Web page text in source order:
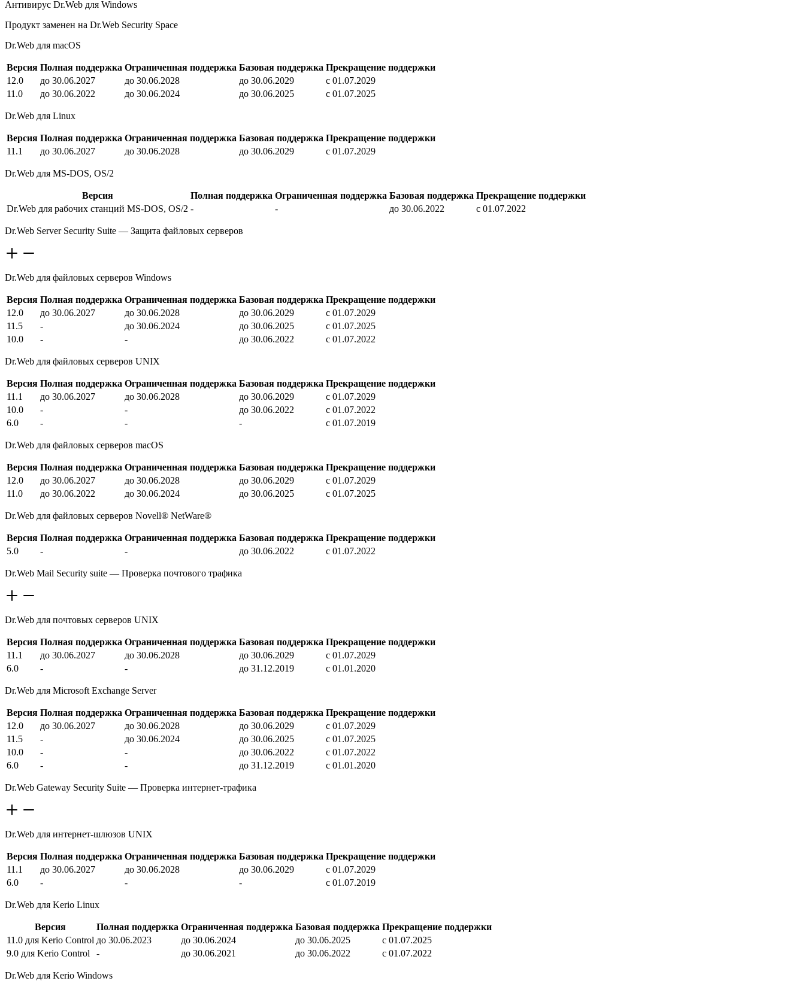
Антивирус Dr.Web для Windows
Продукт заменен на Dr.Web Security Space
Dr.Web для macOS
Версия Полная поддержка Ограниченная поддержка Базовая поддержка Прекращение поддержки
12.0
до 30.06.2027 до 30.06.2028 до 30.06.2029
c 01.07.2029
11.0
до 30.06.2022 до 30.06.2024 до 30.06.2025 c 01.07.2025
Dr.Web для Linux
Версия Полная поддержка Ограниченная поддержка Базовая поддержка Прекращение поддержки
11.1
до 30.06.2027 до 30.06.2028 до 30.06.2029 c 01.07.2029
Dr.Web для MS-DOS, OS/2
Версия Полная поддержка Ограниченная поддержка Базовая поддержка Прекращение поддержки
Dr.Web для рабочих станций MS-DOS, OS/2 - - до 30.06.2022 c 01.07.2022
Dr.Web Server Security Suite — Защита файловых серверов
Dr.Web для файловых серверов Windows
Версия Полная поддержка Ограниченная поддержка Базовая поддержка Прекращение поддержки
12.0
до 30.06.2027 до 30.06.2028 до 30.06.2029
c 01.07.2029
11.5
- до 30.06.2024 до 30.06.2025
c 01.07.2025
10.0
- - до 30.06.2022 c 01.07.2022
Dr.Web для файловых серверов UNIX
Версия Полная поддержка Ограниченная поддержка Базовая поддержка Прекращение поддержки
11.1
до 30.06.2027 до 30.06.2028 до 30.06.2029
c 01.07.2029
10.0
- - до 30.06.2022
c 01.07.2022
6.0
- - - c 01.07.2019
Dr.Web для файловых серверов macOS
Версия Полная поддержка Ограниченная поддержка Базовая поддержка Прекращение поддержки
12.0
до 30.06.2027 до 30.06.2028 до 30.06.2029
c 01.07.2029
11.0
до 30.06.2022 до 30.06.2024 до 30.06.2025 c 01.07.2025
Dr.Web для файловых серверов Novell® NetWare®
Версия Полная поддержка Ограниченная поддержка Базовая поддержка Прекращение поддержки
5.0
- - до 30.06.2022 c 01.07.2022
Dr.Web Mail Security suite — Проверка почтового трафика
Dr.Web для почтовых серверов UNIX
Версия Полная поддержка Ограниченная поддержка Базовая поддержка Прекращение поддержки
11.1
до 30.06.2027 до 30.06.2028 до 30.06.2029
c 01.07.2029
6.0
- - до 31.12.2019 c 01.01.2020
Dr.Web для Microsoft Exchange Server
Версия Полная поддержка Ограниченная поддержка Базовая поддержка Прекращение поддержки
12.0
до 30.06.2027 до 30.06.2028 до 30.06.2029
c 01.07.2029
11.5
- до 30.06.2024 до 30.06.2025
c 01.07.2025
10.0
- - до 30.06.2022
c 01.07.2022
6.0
- - до 31.12.2019 c 01.01.2020
Dr.Web Gateway Security Suite — Проверка интернет-трафика
Dr.Web для интернет-шлюзов UNIX
Версия Полная поддержка Ограниченная поддержка Базовая поддержка Прекращение поддержки
11.1
до 30.06.2027 до 30.06.2028 до 30.06.2029
c 01.07.2029
6.0
- - - c 01.07.2019
Dr.Web для Kerio Linux
Версия Полная поддержка Ограниченная поддержка Базовая поддержка Прекращение поддержки
11.0 для Kerio Control до 30.06.2023 до 30.06.2024 до 30.06.2025
c 01.07.2025
9.0 для Kerio Control
- до 30.06.2021 до 30.06.2022 c 01.07.2022
Dr.Web для Kerio Windows